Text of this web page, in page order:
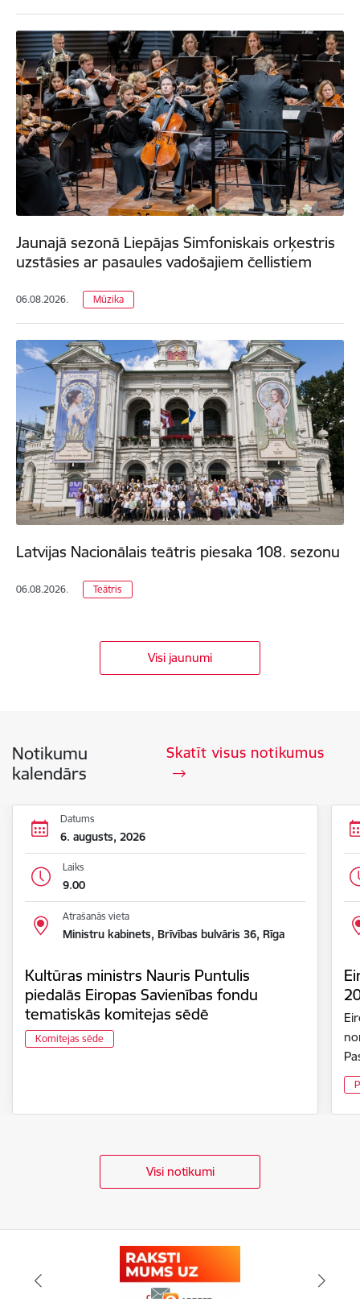
Jaunajā sezonā Liepājas Simfoniskais orķestris
uzstāsies ar pasaules vadošajiem čellistiem
06.08.2026. Mūzika
Latvijas Nacionālais teātris piesaka 108. sezonu
06.08.2026. Teātris
Visi jaunumi
Notikumu
kalendārs
Skatīt visus notikumus
Datums
6. augusts, 2026
Laiks
9.00
Atrašanās vieta
Ministru kabinets, Brīvības bulvāris 36, Rīga
Kultūras ministrs Nauris Puntulis
piedalās Eiropas Savienības fondu
tematiskās komitejas sēdē
Komitejas sēde
Visi notikumi